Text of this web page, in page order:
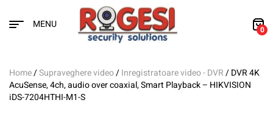
MENU 0
Home/Supraveghere video/Inregistratoare video - DVR/ DVR 4K
AcuSense, 4ch, audio over coaxial, Smart Playback – HIKVISION
iDS-7204HTHI-M1-S